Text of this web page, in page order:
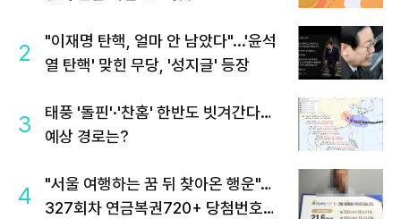
2
"이재명 탄핵, 얼마 안 남았다"...'윤석
열 탄핵' 맞힌 무당, '성지글' 등장
3
태풍 '돌핀'·'찬홈' 한반도 빗겨간다…
예상 경로는?
4
"서울 여행하는 꿈 뒤 찾아온 행운"…
327회차 연금복권720+ 당첨번호조